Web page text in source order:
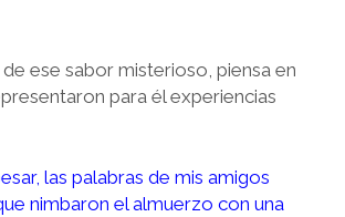
ese sabor misterioso, piensa en
para él experiencias
las palabras de mis amigos
nimbaron el almuerzo con una